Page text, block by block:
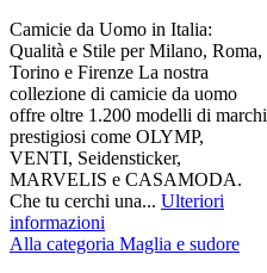
Camicie da Uomo in Italia:
Qualità e Stile per Milano, Roma,
Torino e Firenze La nostra
collezione di camicie da uomo
offre oltre 1.200 modelli di marchi
prestigiosi come OLYMP,
VENTI, Seidensticker,
MARVELIS e CASAMODA.
Che tu cerchi una... Ulteriori
informazioni
Alla categoria Maglia e sudore